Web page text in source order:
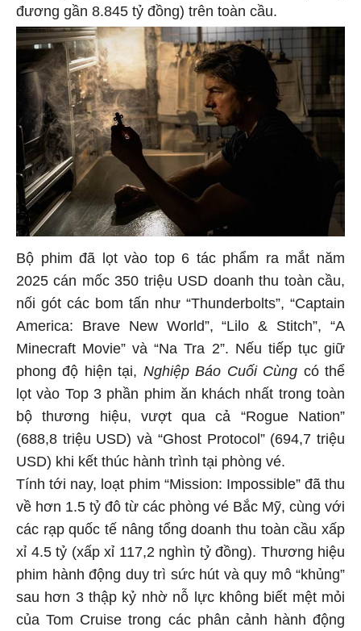
đương gần 8.845 tỷ đồng) trên toàn cầu.
Bộ phim đã lọt vào top 6 tác phẩm ra mắt năm
2025 cán mốc 350 triệu USD doanh thu toàn cầu,
nối gót các bom tấn như “Thunderbolts”, “Captain
America: Brave New World”, “Lilo & Stitch”, “A
Minecraft Movie” và “Na Tra 2”. Nếu tiếp tục giữ
phong độ hiện tại, Nghiệp Báo Cuối Cùng có thể
lọt vào Top 3 phần phim ăn khách nhất trong toàn
bộ thương hiệu, vượt qua cả “Rogue Nation”
(688,8 triệu USD) và “Ghost Protocol” (694,7 triệu
USD) khi kết thúc hành trình tại phòng vé.
Tính tới nay, loạt phim “Mission: Impossible” đã thu
về hơn 1.5 tỷ đô từ các phòng vé Bắc Mỹ, cùng với
các rạp quốc tế nâng tổng doanh thu toàn cầu xấp
xỉ 4.5 tỷ (xấp xỉ 117,2 nghìn tỷ đồng). Thương hiệu
phim hành động duy trì sức hút và quy mô “khủng”
sau hơn 3 thập kỷ nhờ nỗ lực không biết mệt mỏi
của Tom Cruise trong các phân cảnh hành động